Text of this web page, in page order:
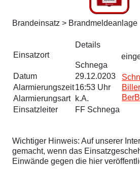
Brandeinsatz > Brandmeldeanlage
Einsatzort
Details
Schnega
Datum
29.12.0203
Alarmierungszeit16:53 Uhr
Alarmierungsart
k.A.
Einsatzleiter
FF Schnega
Wichtiger Hinweis: Auf unserer
gemacht, wenn das
Einwände gegen die hier